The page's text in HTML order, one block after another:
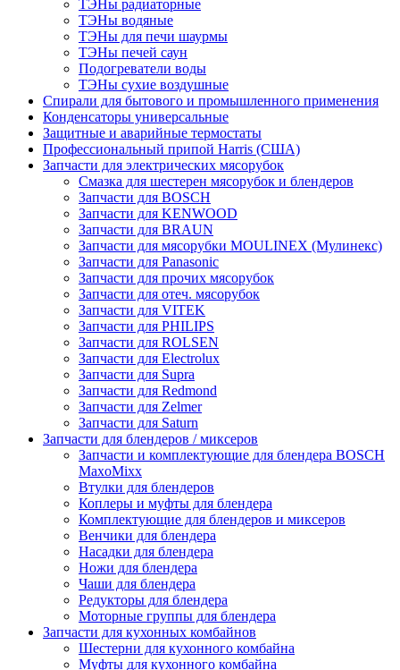
ТЭНы радиаторные
ТЭНы водяные
ТЭНы для печи шаурмы
ТЭНы печей саун
Подогреватели воды
ТЭНы сухие воздушные
Спирали для бытового и промышленного применения
Конденсаторы универсальные
Защитные и аварийные термостаты
Профессиональный припой Harris (США)
Запчасти для электрических мясорубок
Смазка для шестерен мясорубок и блендеров
Запчасти для BOSCH
Запчасти для KENWOOD
Запчасти для BRAUN
Запчасти для мясорубки MOULINEX (Мулинекс)
Запчасти для Panasonic
Запчасти для прочих мясорубок
Запчасти для отеч. мясорубок
Запчасти для VITEK
Запчасти для PHILIPS
Запчасти для ROLSEN
Запчасти для Electrolux
Запчасти для Supra
Запчасти для Redmond
Запчасти для Zelmer
Запчасти для Saturn
Запчасти для блендеров / миксеров
Запчасти и комплектующие для блендера BOSCH
MaxoMixx
Втулки для блендеров
Коплеры и муфты для блендера
Комплектующие для блендеров и миксеров
Венчики для блендера
Насадки для блендера
Ножи для блендера
Чаши для блендера
Редукторы для блендера
Моторные группы для блендера
Запчасти для кухонных комбайнов
Шестерни для кухонного комбайна
Муфты для кухонного комбайна